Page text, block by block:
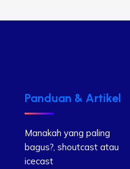
Panduan & Artikel
Manakah yang paling
bagus?, shoutcast atau
icecast